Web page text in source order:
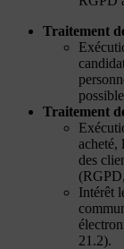
Traitement
Traitement
acheté,
des
Intérêt
21.2).